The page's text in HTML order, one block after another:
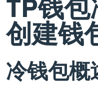
TP钱
创建钱
冷钱包概